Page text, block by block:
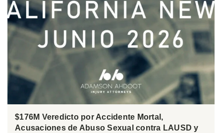
$176M Veredicto por Accidente Mortal,
Acusaciones de Abuso Sexual contra LAUSD y